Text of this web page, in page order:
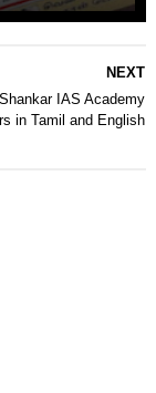
NEXT
IAS Academy
in Tamil and English